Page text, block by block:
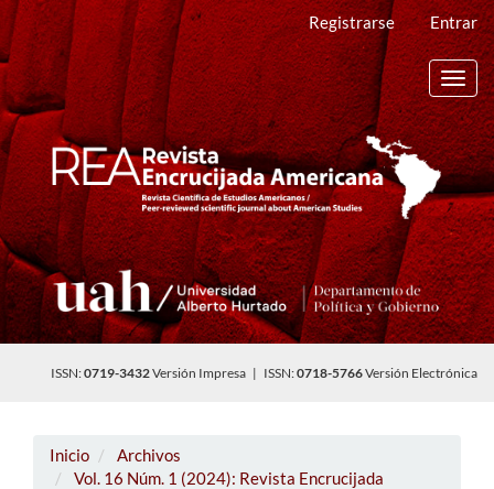
Navegación
principal
Contenido
principal
Barra
lateral
Registrarse Entrar
ISSN:0719-3432Versión Impresa | ISSN:0718-5766Versión Electrónica
Inicio
Archivos
Vol. 16 Núm. 1 (2024): Revista Encrucijada